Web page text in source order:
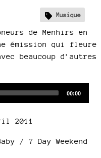
Musique
de Menhirs en
émission qui fleure
beaucoup d’autres
Total
00:00
2011
/ 7 Day Weekend